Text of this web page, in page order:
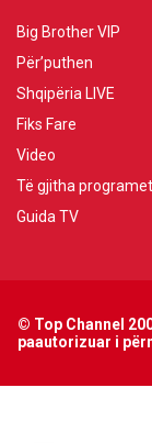
Big Brother VIP
Për’puthen
Shqipëria LIVE
Fiks Fare
Video
Të gjitha programet
Guida TV
© Top Channel
paautorizuar i